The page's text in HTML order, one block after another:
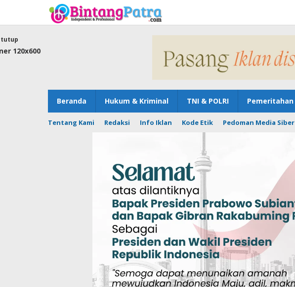
konten
Beranda Hukum & Kriminal TNI & POLRI Pemeritahan
Tentang Kami Redaksi Info Iklan Kode Etik Pedoman Media Siber
tutup